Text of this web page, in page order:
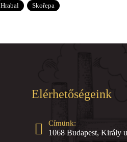
Hrabal Skořepa
Elérhetőségeink
Címünk:
1068 Budapest, Király